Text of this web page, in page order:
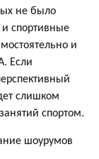
не было
спортивные
и
Если
слишком
спортом.
шоурумов